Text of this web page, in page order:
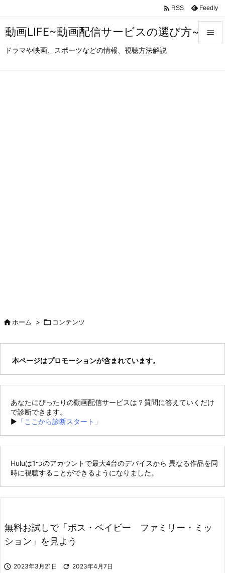
動画LIFE~動画配信サービスの選び方~
ドラマや映画、スポーツなどの情報、視聴方法解説

 RSS Feedly
ホーム >  コンテンツ
本ページはプロモーションが含まれています。
あなたにぴったりの動画配信サービスは？質問に答えていくだけ
で診断できます。
► 「ここから診断スタート」
Huluは1つのアカウントで最大4台のデバイスから 異なる作品を同
時に視聴することができるようになりました。
無料お試しで「ボス・ベイビー ファミリー・ミッ
ション」を見よう
 2023年3月21日  2023年4月7日